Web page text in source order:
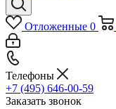
Отложенные 0
Телефоны
+7 (495) 646-00-59
Заказать звонок